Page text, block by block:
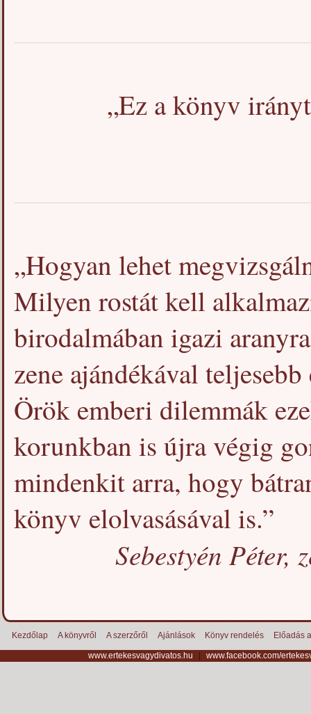
„Ez a könyv
„Hogyan lehet
Milyen rostát kell
birodalmában igazi
zene ajándékával
Örök emberi dilemmák
korunkban is újra végig
mindenkit arra, hogy
könyv elolvasásával is.”
Sebestyén
Kezdőlap A könyvről A szerzőről Ajánlások Könyv rendelés Előadás
www.ertekesvagydivatos.hu www.facebook.com/